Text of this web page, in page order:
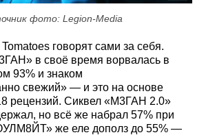
фото: Legion-Media
говорят сами за себя.
в своё время ворвалась в
93% и знаком
свежий» — и это на основе
рецензий. Сиквел «М3ГАН 2.0»
но всё же набрал 57% при
же еле дополз до 55% —